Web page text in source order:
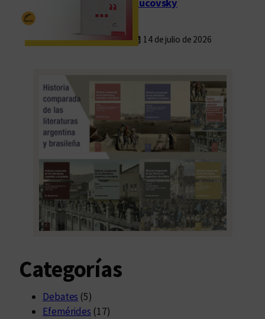
Rucovsky
14 de julio de 2026
Categorías
Debates (5)
Efemérides (17)